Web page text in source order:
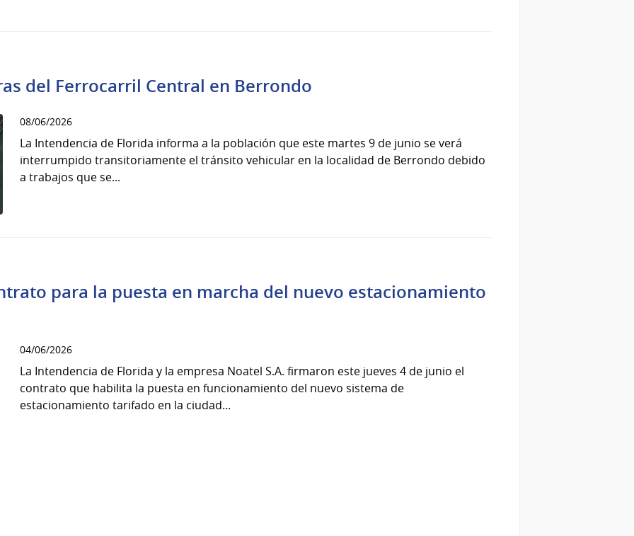
del Ferrocarril Central en Berrondo
08/06/2026
La Intendencia de Florida informa a la población que este martes 9 de junio se verá
interrumpido transitoriamente el tránsito vehicular en la localidad de Berrondo debido
a trabajos que se...
para la puesta en marcha del nuevo estacionamiento
04/06/2026
La Intendencia de Florida y la empresa Noatel S.A. firmaron este jueves 4 de junio el
contrato que habilita la puesta en funcionamiento del nuevo sistema de
estacionamiento tarifado en la ciudad...